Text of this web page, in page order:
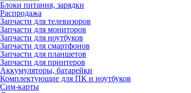
Блоки питания, зарядки
Распродажа
Запчасти для телевизоров
Запчасти для мониторов
Запчасти для ноутбуков
Запчасти для смартфонов
Запчасти для планшетов
Запчасти для принтеров
Аккумуляторы, батарейки
Комплектующие для ПК и ноутбуков
Сим-карты